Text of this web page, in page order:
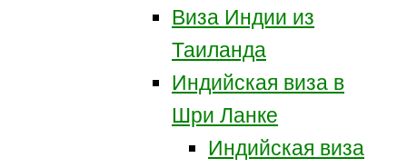
Виза Индии из
Таиланда
Индийская виза в
Шри Ланке
Индийская виза